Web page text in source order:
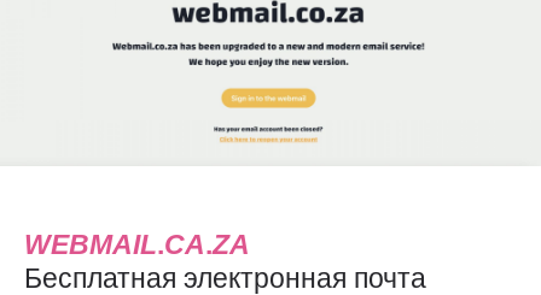
WEBMAIL.CA.ZA
Бесплатная электронная почта